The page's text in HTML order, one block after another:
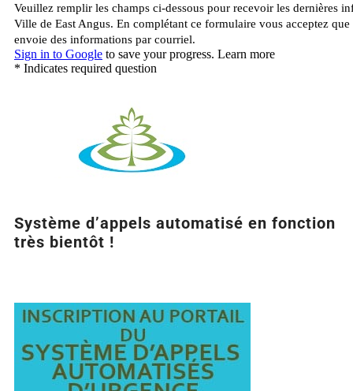
Système d’appels automatisé en fonction
très bientôt !